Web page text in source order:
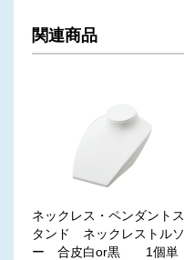
関連商品
ネックレス・ペンダントス
タンド ネックレストルソ
ー 合皮白or黒 1個単